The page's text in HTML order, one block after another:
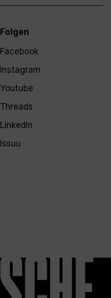
Folgen
Facebook
Instagram
Youtube
Threads
LinkedIn
Issuu